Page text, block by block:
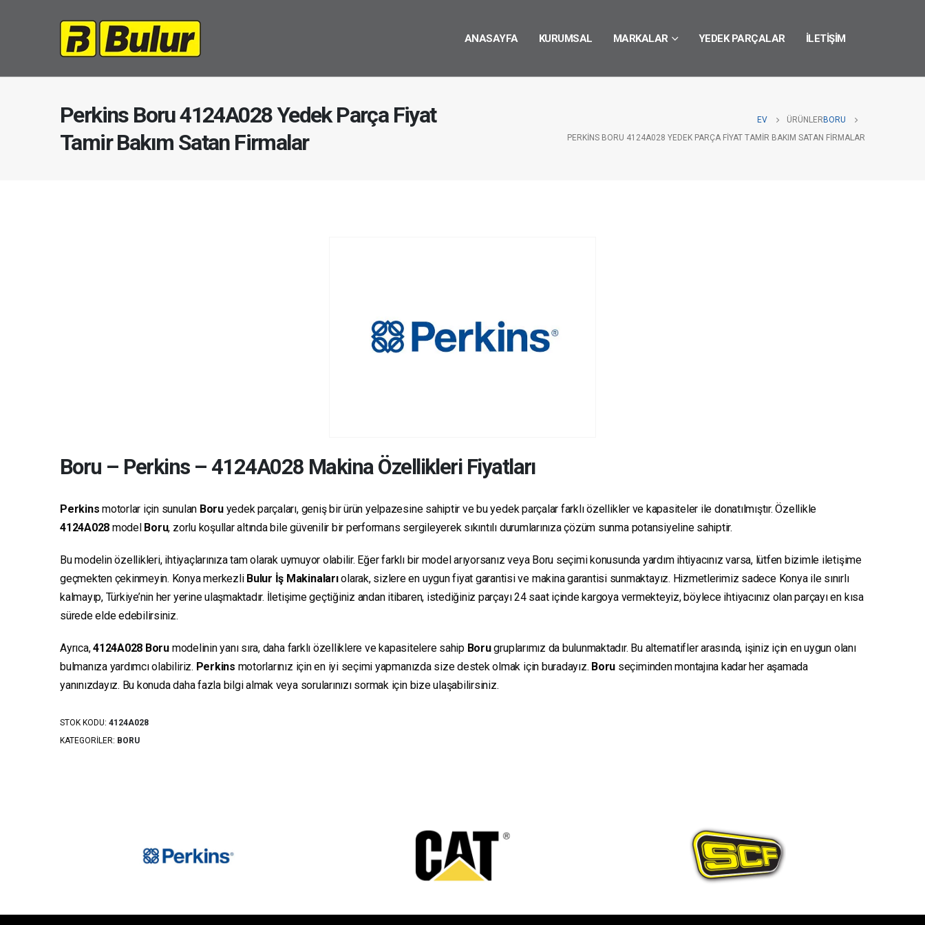
ANASAYFA KURUMSAL MARKALAR YEDEK PARÇALAR İLETIŞIM
Perkins Boru 4124A028 Yedek Parça Fiyat
Tamir Bakım Satan Firmalar
EV ÜRÜNLER BORU
PERKINS BORU 4124A028 YEDEK PARÇA FIYAT TAMIR BAKIM SATAN FIRMALAR
Boru – Perkins–4124A028 Makina Özellikleri Fiyatları
Perkins motorlar için sunulan Boruyedek parçaları, geniş bir ürün yelpazesine sahiptir ve bu yedek parçalar farklı özellikler ve kapasiteler ile donatılmıştır. Özellikle
4124A028 model Boru, zorlu koşullar altında bile güvenilir bir performans sergileyerek sıkıntılı durumlarınıza çözüm sunma potansiyeline sahiptir.
Bu modelin özellikleri, ihtiyaçlarınıza tam olarak uymuyor olabilir. Eğer farklı bir model arıyorsanız veya Boru seçimi konusunda yardım ihtiyacınız varsa, lütfen bizimle iletişime
geçmekten çekinmeyin. Konya merkezli Bulur İş Makinalarıolarak, sizlere en uygun fiyat garantisi ve makina garantisi sunmaktayız. Hizmetlerimiz sadece Konya ile sınırlı
kalmayıp, Türkiye’nin her yerine ulaşmaktadır. İletişime geçtiğiniz andan itibaren, istediğiniz parçayı 24 saat içinde kargoya vermekteyiz, böylece ihtiyacınız olan parçayı en kısa
sürede elde edebilirsiniz.
Ayrıca,4124A028 Boru modelinin yanı sıra, daha farklı özelliklere ve kapasitelere sahip Borugruplarımız da bulunmaktadır. Bu alternatifler arasında, işiniz için en uygun olanı
bulmanıza yardımcı olabiliriz. Perkins motorlarınız için en iyi seçimi yapmanızda size destek olmak için buradayız. Boru seçiminden montajına kadar her aşamada
yanınızdayız. Bu konuda daha fazla bilgi almak veya sorularınızı sormak için bize ulaşabilirsiniz.
STOK KODU: 4124A028
KATEGORILER: BORU